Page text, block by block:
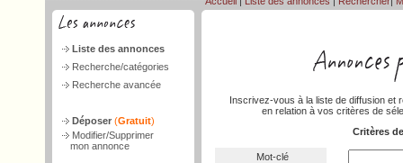
Liste des annonces
Recherche/catégories
Recherche avancée
Déposer (Gratuit)
Modifier/Supprimer
mon annonce
Inscrivez-vous à la liste de diffusion et
en relation à vos critères de
Critères
Mot-clé